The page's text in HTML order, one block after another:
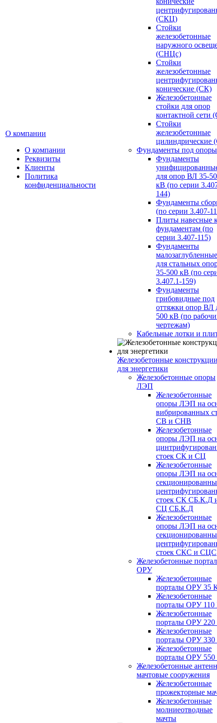
О компании
О компании
Реквизиты
Клиенты
Политика
конфиденциальности
(СКЦ)
Стойки
железобетонные
наружного
(СНЦс)
Стойки
железобетонные
конические (СК)
Железобетонные
стойки для опор
контактной сети
Стойки
железобетонные
цилиндрические
Фундаменты под опоры
Фундаменты
для опор ВЛ 35-
кВ (по серии
144)
Фундаменты
(по серии 3.407-
Плиты навесные
фундаментам (по
серии 3.407-115)
Фундаменты
малозаглубленные
для стальных
35-500 кВ (по
3.407.1-159)
Фундаменты
грибовидные под
оттяжки опор ВЛ
500 кВ (по
чертежам)
Кабельные лотки и
Железобетонные
для энергетики
Железобетонные опоры
ЛЭП
Железобетонные
опоры ЛЭП на
вибрированных
СВ и СНВ
Железобетонные
опоры ЛЭП на
стоек СК и СЦ
Железобетонные
опоры ЛЭП на
стоек СК СБ.К.Д
СЦ СБ.К.Д
Железобетонные
опоры ЛЭП на
стоек СКС и СЦС
Железобетонные
ОРУ
Железобетонные
порталы ОРУ 35
Железобетонные
порталы ОРУ
Железобетонные
порталы ОРУ
Железобетонные
порталы ОРУ
Железобетонные
порталы ОРУ
Железобетонные
мачтовые сооружения
Железобетонные
прожекторные
Железобетонные
молниеотводные
мачты